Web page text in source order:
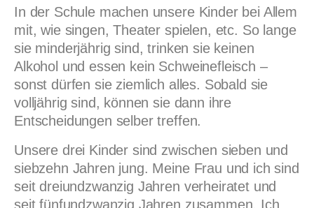
In der Schule machen unsere Kinder bei Allem
mit, wie singen, Theater spielen, etc. So lange
sie minderjährig sind, trinken sie keinen
Alkohol und essen kein Schweinefleisch –
sonst dürfen sie ziemlich alles. Sobald sie
volljährig sind, können sie dann ihre
Entscheidungen selber treffen.
Unsere drei Kinder sind zwischen sieben und
siebzehn Jahren jung. Meine Frau und ich sind
seit dreiundzwanzig Jahren verheiratet und
seit fünfundzwanzig Jahren zusammen. Ich